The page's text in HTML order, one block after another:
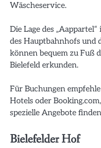
Wäscheservice.
Die Lage des
des Hauptbahnhofs und
können bequem zu Fuß
Bielefeld erkunden.
Für Buchungen
Hotels oder
spezielle Angebote
Bielefelder Hof